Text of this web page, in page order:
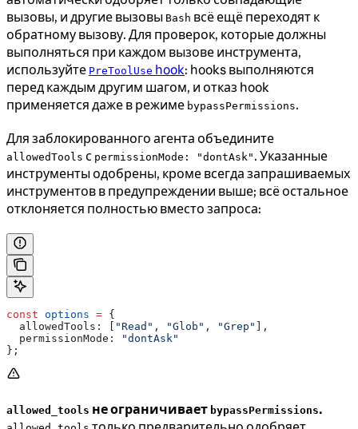
вызовы, и другие вызовы Bash всё ещё переходят к
обратному вызову. Для проверок, которые должны
выполняться при каждом вызове инструмента,
используйте PreToolUse hook: hooks выполняются
перед каждым другим шагом, и отказ hook
применяется даже в режиме bypassPermissions.
Для заблокированного агента объедините
allowedTools с permissionMode: "dontAsk" . Указанные
инструменты одобрены, кроме всегда запрашиваемых
инструментов в предупреждении выше; всё остальное
отклоняется полностью вместо запроса:
const options = {
  allowedTools:
"Read" , "Glob" , "Grep"
],
  permissionMode:
"dontAsk"
};
allowed_tools не ограничивает bypassPermissions.